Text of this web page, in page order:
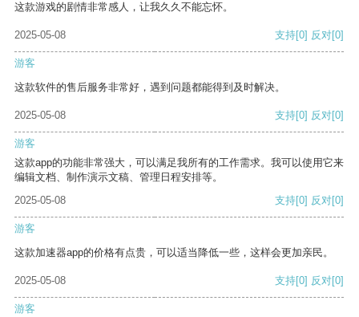
这款游戏的剧情非常感人，让我久久不能忘怀。
2025-05-08 支持[0] 反对[0]
游客
这款软件的售后服务非常好，遇到问题都能得到及时解决。
2025-05-08 支持[0] 反对[0]
游客
这款app的功能非常强大，可以满足我所有的工作需求。我可以使用它来
编辑文档、制作演示文稿、管理日程安排等。
2025-05-08
支持[0] 反对[0]
游客
这款加速器app的价格有点贵，可以适当降低一些，这样会更加亲民。
2025-05-08 支持[0] 反对[0]
游客